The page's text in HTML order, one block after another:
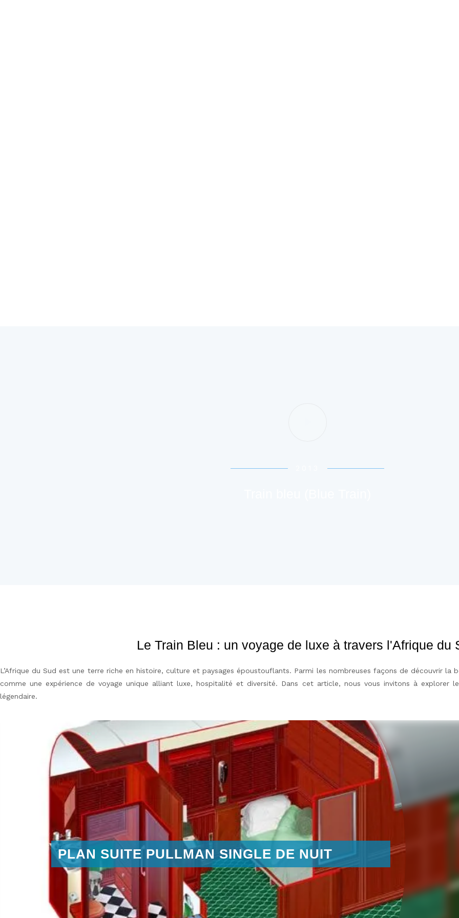
Le Train Bleu : un voyage de luxe à travers l'Afrique du
L’Afrique du Sud est une terre riche en histoire, culture et paysages époustouflants. Parmi les nombreuses façons de découvrir la
comme une expérience de voyage unique alliantluxe, hospitalité et diversité. Dans cet article, nous vous invitons à explorer
légendaire.
PLAN SUITE PULLMAN SINGLE DE NUIT